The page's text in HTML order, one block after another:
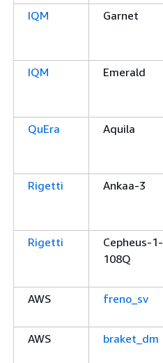
IQM Garnet
IQM Emerald
QuEra Aquila
Rigetti Ankaa-3
Rigetti
Cepheus-1-
108Q
AWS freno_sv
AWS
braket_dm